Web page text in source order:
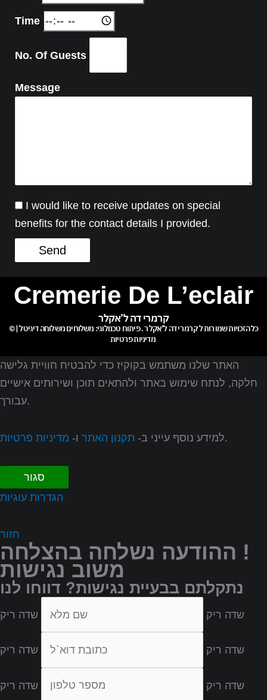
Time
No. Of Guests
Message
I would like to receive updates on special
benefits for the contact details I provided.
Send
Cremerie De L’eclair
קרמרי דה ל’אקלר
© כל הזכויות שמורות לקרמרי דה ל’אקלר. פיתוח טכנולוגי: משלוחיםמשלוחה דיגיטל|
מדיניות פרטיות
האתר שלנו משתמש בקוקיז כדי להבטיח חוויית גלישה
חלקה, לנתח שימוש באתר ולהתאים תוכן ושירותים אישיים
עבורך.
למידע נוסף עייני ב- תקנון האתר ו- מדיניות פרטיות .
סגור
הגדרות עוגיות
חזור
ההודעה נשלחה בהצלחה !
משוב נגישות
נתקלתם בבעיית נגישות? דווחו לנו
שדה ריק שדה ריק
שדה ריק שדה ריק
שדה ריק שדה ריק